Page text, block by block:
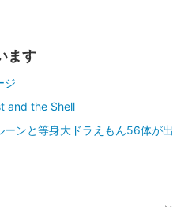
ます
ジ
and the Shell
ーンと等身大ドラえもん56体が出